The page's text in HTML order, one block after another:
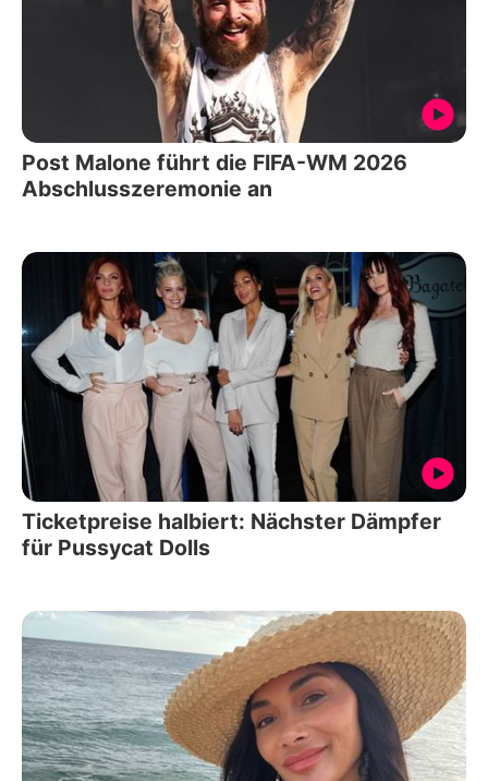
Post Malone führt die FIFA-WM 2026
Abschlusszeremonie an
Ticketpreise halbiert: Nächster Dämpfer
für Pussycat Dolls